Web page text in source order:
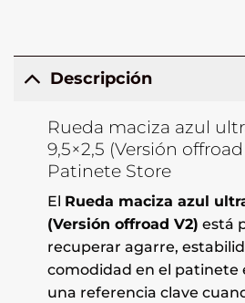
Descripción
Rueda maciza azul
9,5×2,5 (Versión
Patinete Store
El Rueda maciza azul
(Versión offroad V2) está
recuperar agarre,
comodidad en el patinete
una referencia clave